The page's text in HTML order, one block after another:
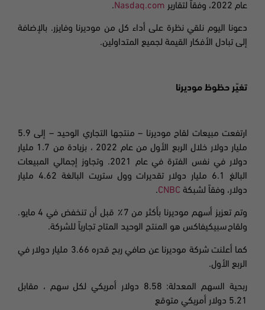
عام 2022، وفقاً لتقارير
Nasdaq.com
.
دعونا اليوم نلقي نظرة على أداء كل من موديرنا وفايزر. بالإضافة
إلى تبادل الأفكار القيمة لجميع المتداولين.
تغيّر حظوظ موديرنا
ارتفعت مبيعات لقاح موديرنا – منتجها التجاري الوحيد – إلى 5.9
مليار دولار خلال الربع الأول من عام 2022 ، بزيادة من 1.7 مليار
دولار في نفس الفترة في عام 2021. وتجاوز إجمالي المبيعات
البالغ 6.1 مليار دولار تقديرات وول ستريت البالغة 4.62 مليار
دولار، وفقاً لشبكة CNBC
.
وتم تعزيز أسهم موديرنا بأكثر من 7٪ قبل أن تنخفض في 4 مايو.
ولقاحسبیکیفاکس هو المنتج الوحيد المتاح تجارياً للشركة.
كما أعلنت شركة موديرنا عن صافي ربح قدره 3.66 مليار دولار في
الربع الأول.
ربحية السهم المعدلة: 8.58 دولار أمريكي لكل سهم ، مقابل
5.21 دولار أمريكي متوقع